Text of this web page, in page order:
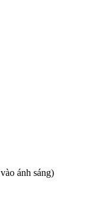
ánh sáng)